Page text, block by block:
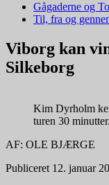
Gågaderne og
Til, fra og
Viborg kan
Silkeborg
Kim Dyrholm
turen 30
AF: OLE BJÆRGE
Publiceret 12. januar